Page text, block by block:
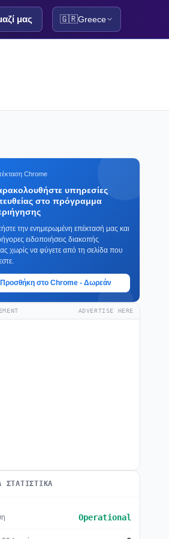
μας 🇬🇷Greece
Chrome
υπηρεσίες
στο πρόγραμμα
την ενημερωμένη επέκτασή μας και
ειδοποιήσεις διακοπής
χωρίς να φύγετε από τη σελίδα που
Προσθήκη στο Chrome - Δωρεάν
ADVERTISE HERE
ΣΤΑΤΙΣΤΙΚΆ
Operational